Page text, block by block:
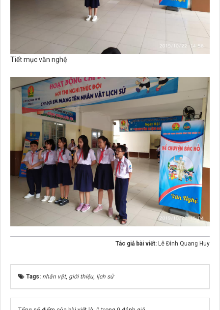
Tiết mục văn nghệ
Tác giả bài viết: Lê Đình Quang Huy
Tags: nhân vật, giới thiệu, lịch sử